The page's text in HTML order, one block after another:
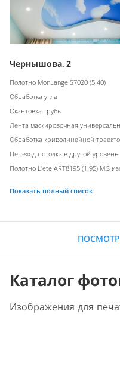
Чернышова, 2
Полотно MonLange S7020 (5.40)
Обработка угла
Окантовка трубы
Лента маскировочная
Обработка криволинейной
Переход потолка в другой уровень
Полотно L'ete ART8195 (1.95) M,S
Показать полный список
Каталог
Изображения для